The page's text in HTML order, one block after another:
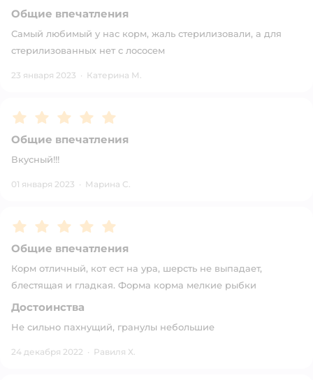
Общие впечатления
Самый любимый у нас корм, жаль стерилизовали, а для
стерилизованных нет с лососем
23 января 2023 · Катерина М.
Рейтинг:5
Общие впечатления
Вкусный!!!
01 января 2023 · Марина С.
Рейтинг:5
Общие впечатления
Корм отличный, кот ест на ура, шерсть не выпадает,
блестящая и гладкая. Форма корма мелкие рыбки
Достоинства
Не сильно пахнущий, гранулы небольшие
24 декабря 2022 · Равиля Х.